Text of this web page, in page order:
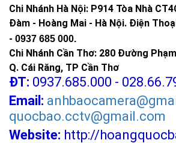
Đèn 30W có thể chiếu sáng tốt
biệt khi lắp trên trụ cổng hoặc tường
Nếu bạn cần thêm ánh sáng trang
bạn có thể tham khảo thêm đèn
mặt trời .
Chiếu sáng xưởng nhỏ hoặc khu vực
Chi Nhánh Hà Nội: P914 Tòa Nhà
Đàm - Hoàng Mai - Hà Nội. Điện
- 0937 685 000.
Chi Nhánh Cần Thơ: 280 Đường
Q. Cái Răng, TP Cần Thơ
ĐT: 0937.685.000 -
Email:
quocbao.cctv@gmail.com
Website: http://